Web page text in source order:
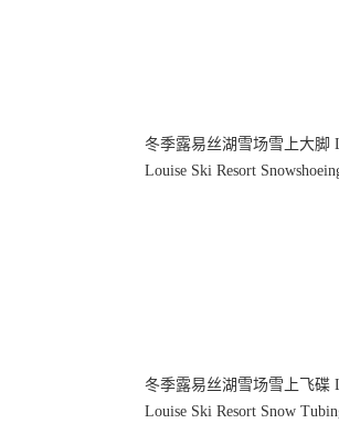
冬季露易丝湖雪场雪上大脚
Louise Ski Resort
冬季露易丝湖雪场雪上飞碟
Louise Ski Resort Snow